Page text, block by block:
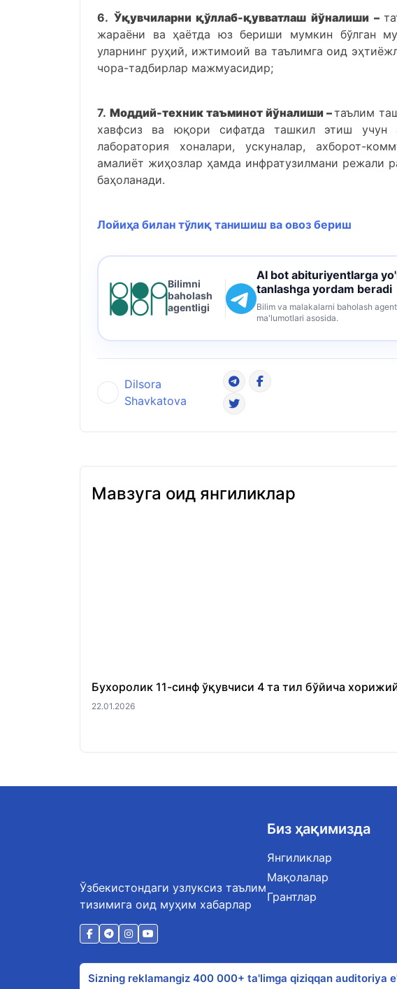
6. Ўқувчиларни қўллаб-қувватлаш йўналиши –
жараёни ва ҳаётда юз бериши мумкин бўлган
уларнинг руҳий, ижтимоий ва таълимга оид
чора-тадбирлар мажмуасидир;
7. Моддий-техник таъминот йўналиши –таълим
хавфсиз ва юқори сифатда ташкил этиш учун
лаборатория хоналари, ускуналар, ахборот-
амалиёт жиҳозлар ҳамда инфратузилмани режали
баҳоланади.
Лойиҳа билан тўлиқ танишиш ва овоз бериш
Bilimni
baholash
agentligi
AI bot abituriyentlarga
tanlashga yordam beradi
Bilim va malakalarni baholash
ma'lumotlari asosida.
Dilsora
Shavkatova
Мавзуга оид янгиликлар
Бухоролик 11-синф ўқувчиси 4 та тил бўйича
22.01.2026
Ўзбекистондаги узлуксиз таълим
тизимига оид муҳим хабарлар
Биз ҳақимизда
Янгиликлар
Мақолалар
Грантлар
Sizning reklamangiz 400 000+ ta'limga qiziqqan auditoriya